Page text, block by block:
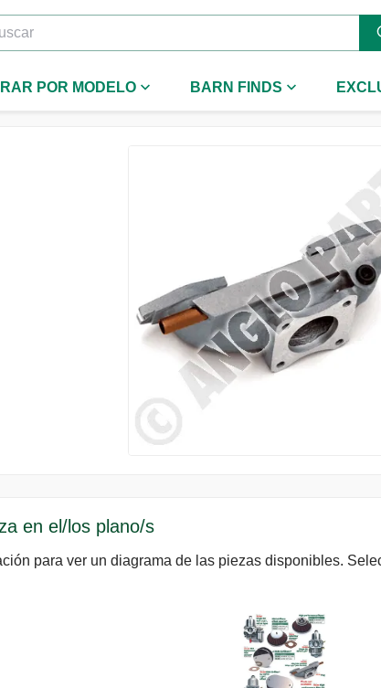
POR MODELO BARN FINDS
en el/los plano/s
para ver un diagrama de las piezas disponibles.